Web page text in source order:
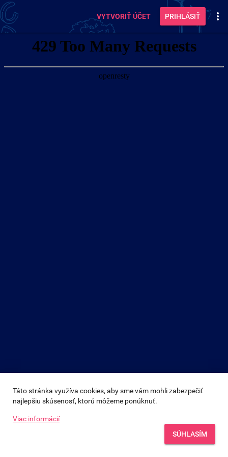
Táto stránka využíva cookies, aby sme vám mohli zabezpečiť
najlepšiu skúsenosť, ktorú môžeme ponúknuť.
Viac informácií
SÚHLASÍM
VYTVORIŤ ÚČET PRIHLÁSIŤ